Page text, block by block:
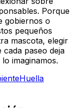
Porque
gobiernos o
pequeños
mascota, elegir
paseo deja
imaginamos.
Huella